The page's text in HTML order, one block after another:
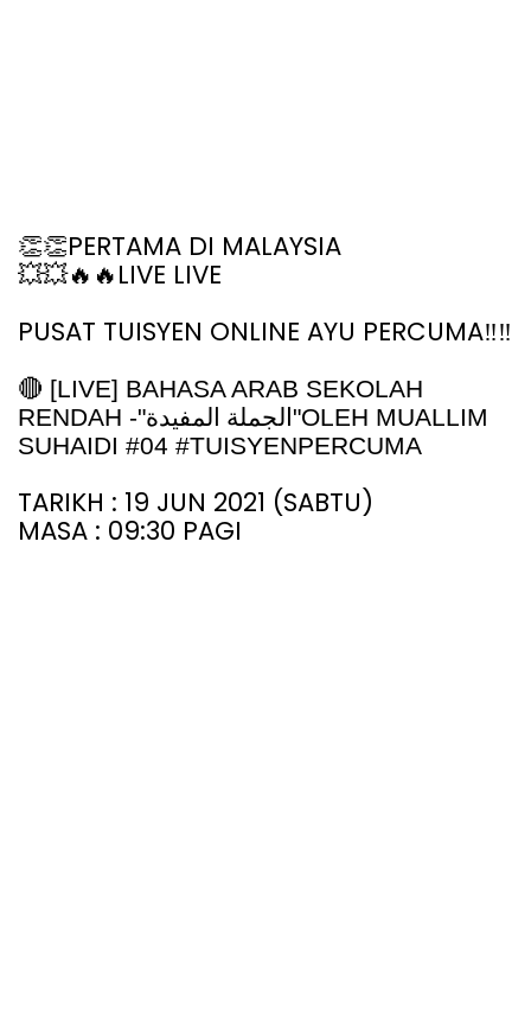
👏👏PERTAMA DI MALAYSIA
💥💥🔥🔥 LIVE LIVE
PUSAT TUISYEN ONLINE AYU PERCUMA‼️‼️
🔴 [LIVE] BAHASA ARAB SEKOLAH
RENDAH -"الجملة المفيدة"OLEH MUALLIM
SUHAIDI #04 #TUISYENPERCUMA
TARIKH : 19 JUN 2021 (SABTU)
MASA : 09:30 PAGI